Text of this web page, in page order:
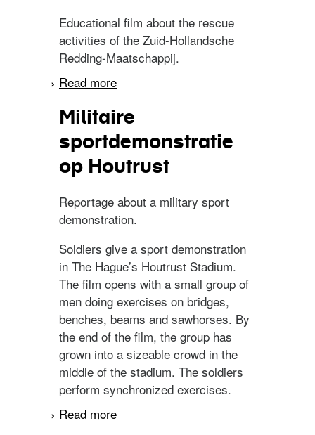
Educational film about the rescue
activities of the Zuid-Hollandsche
Redding-Maatschappij.
Read more
Militaire
sportdemonstratie
op Houtrust
Reportage about a military sport
demonstration.
Soldiers give a sport demonstration
in The Hague’s Houtrust Stadium.
The film opens with a small group of
men doing exercises on bridges,
benches, beams and sawhorses. By
the end of the film, the group has
grown into a sizeable crowd in the
middle of the stadium. The soldiers
perform synchronized exercises.
Read more